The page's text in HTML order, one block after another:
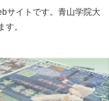
サイトです。青山学院大
。